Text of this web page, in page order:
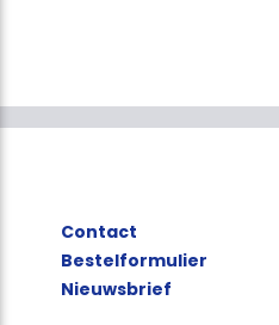
Contact
Bestelformulier
Nieuwsbrief